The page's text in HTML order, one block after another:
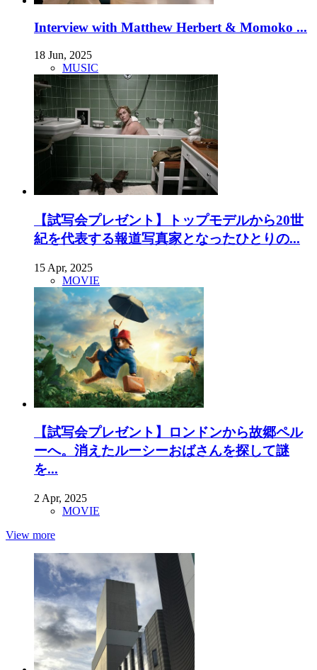
Interview with Matthew Herbert & Momoko ...
18 Jun, 2025
MUSIC
【試写会プレゼント】トップモデルから20世
紀を代表する報道写真家となったひとりの...
15 Apr, 2025
MOVIE
【試写会プレゼント】ロンドンから故郷ペル
ーへ。消えたルーシーおばさんを探して謎
を...
2 Apr, 2025
MOVIE
View more